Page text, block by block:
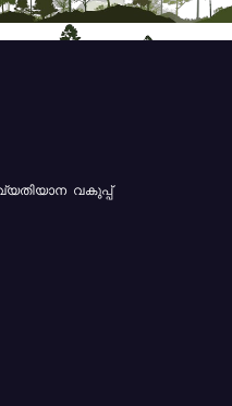
വകുപ്പ്